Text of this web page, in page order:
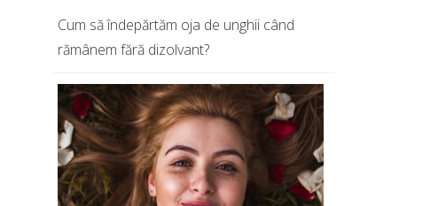
Cum să îndepărtăm oja de unghii când
rămânem fără dizolvant?